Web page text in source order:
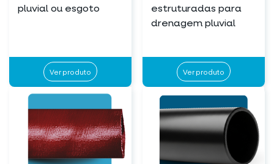
pluvial ou esgoto
Ver produto
estruturadas para
drenagem pluvial
Ver produto